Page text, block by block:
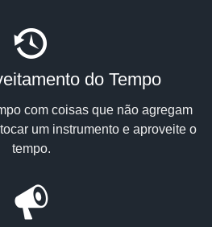
do Tempo
com coisas que não agregam
um instrumento e aproveite o
tempo.